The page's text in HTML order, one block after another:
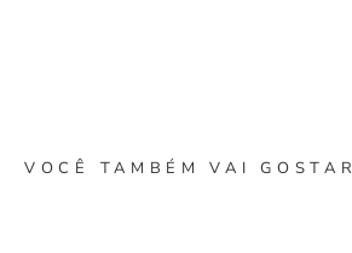
VOCÊ TAMBÉM VAI GOSTAR